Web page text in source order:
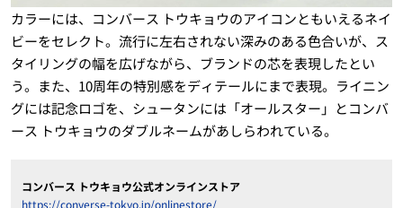
カラーには、コンバース トウキョウのアイコンともいえるネイ
ビーをセレクト。流行に左右されない深みのある色合いが、ス
タイリングの幅を広げながら、ブランドの芯を表現したとい
う。また、10周年の特別感をディテールにまで表現。ライニン
グには記念ロゴを、シュータンには「オールスター」とコンバ
ース トウキョウのダブルネームがあしらわれている。
コンバース トウキョウ公式オンラインストア
https://converse-tokyo.jp/onlinestore/